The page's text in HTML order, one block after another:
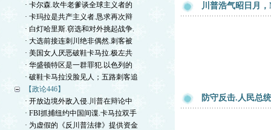
· 卡尔森.吹牛老爹谈全球主义者的
· 卡玛拉是共产主义者.恳求再次辩
· 白灯哈里斯.窃选和对外挑起战争.
· 大选前接连刺川绝非偶然.刺客被
· 美国女人厌恶破鞋卡马拉.极左共
· 华盛顿特区是一群罪犯.以色列的
· 破鞋卡马拉没脸见人；五路刺客追
【政论446】
· 开放边境外敌入侵.川普在辩论中
· FBI抓捕纽约中国间谍.卡马拉双手
· 为虚假的《反川普法律》提供资金
川普浩气昭日月
防守反击.人民总